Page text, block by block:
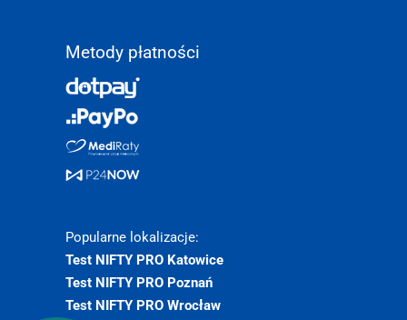
Metody płatności
Popularne lokalizacje:
Test NIFTY PRO Katowice
Test NIFTY PRO Poznań
Test NIFTY PRO Wrocław